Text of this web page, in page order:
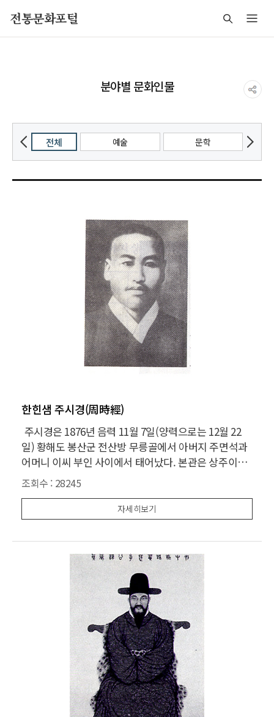
전통문화포털
분야별 문화인물
전체 예술 문학
한힌샘 주시경(周時經)
주시경은 1876년 음력 11월 7일(양력으로는 12월 22
일) 황해도 봉산군 전산방 무릉골에서 아버지 주면석과
어머니 이씨 부인 사이에서 태어났다. 본관은 상주이며,
주세붕의 후손이라 한다. 어렸을 때의 이름은 상호, 나
중에 ‘한힌샘’이란 순우리말 호를 가졌다. 주시경의 사상
주시경이 살았던 암울한 시대적 배경 아래에서는 나
조회수 : 28245
자세히보기